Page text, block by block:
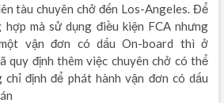
tàu chuyên chở đến Los-Angeles. Để
mà sử dụng điều kiện FCA nhưng
vận đơn có dấu On-board thì ở
quy định thêm việc chuyên chở có thể
chỉ định để phát hành vận đơn có dấu